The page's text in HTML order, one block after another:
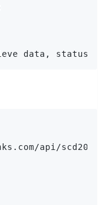
data, status
api/